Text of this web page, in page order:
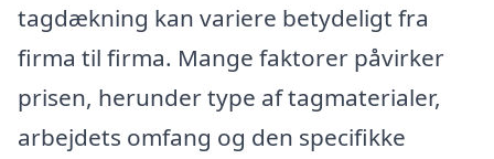
tagdækning kan variere betydeligt fra
firma til firma. Mange faktorer påvirker
prisen, herunder type af tagmaterialer,
arbejdets omfang og den specifikke